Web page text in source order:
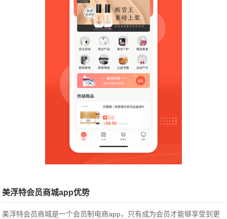
美浮特会员商城app优势
美浮特会员商城是一个会员制电商app，只有成为会员才能够享受到更